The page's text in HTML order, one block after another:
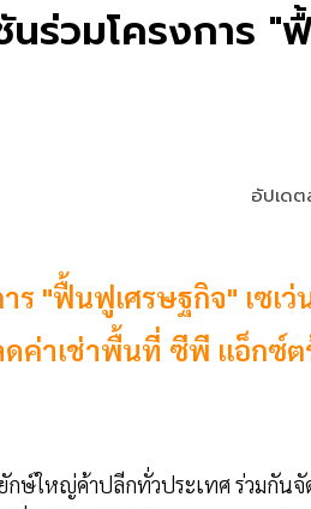
ร่วมโครงการ "
อัปเด
ร "ฟื้นฟูเศรษฐกิจ" เซเ
ค่าเช่าพื้นที่ ซีพี แอ็กซ์ต
กษ์ใหญ่ค้าปลีกทั่วประเทศ ร่วมกัน